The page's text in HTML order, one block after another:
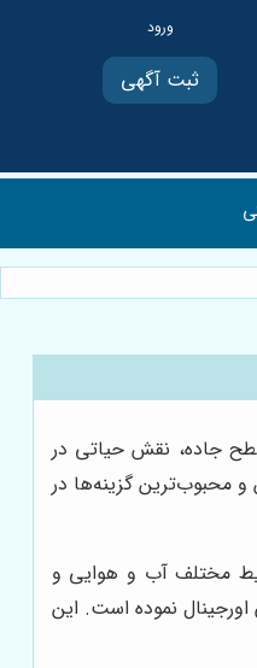
ثبت آگهی
سطح جاده، نقش حیاتی در
و محبوب‌ترین گزینه‌ها در
مختلف آب و هوایی و
اورجینال نموده است. این